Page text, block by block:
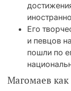
Его
и певцов
пошли по
Магомаев